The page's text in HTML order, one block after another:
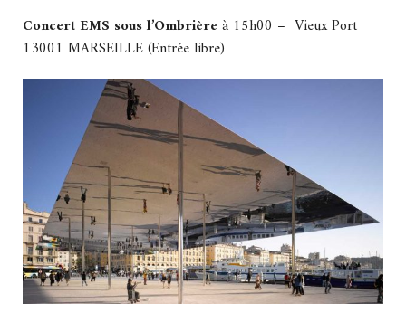
Concert EMS sous l’Ombrière à 15h00 – Vieux Port
13001 MARSEILLE (Entrée libre)